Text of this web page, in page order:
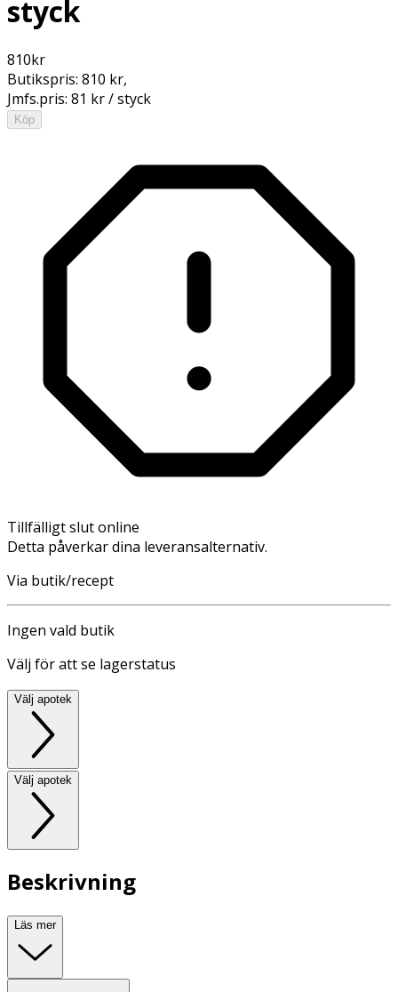
styck
810kr
Butikspris: 810 kr,
Jmfs.pris: 81 kr / styck
Köp
Tillfälligt slut online
Detta påverkar dina leveransalternativ.
Via butik/recept
Ingen vald butik
Välj för att se lagerstatus
Välj apotek
Välj apotek
Beskrivning
Läs mer